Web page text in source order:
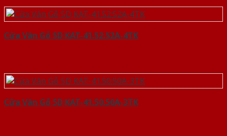
Cửa Vân Gỗ 5D KAT-41.52.52A-4TK
Cửa Vân Gỗ 5D KAT-41.50.50A-3TK